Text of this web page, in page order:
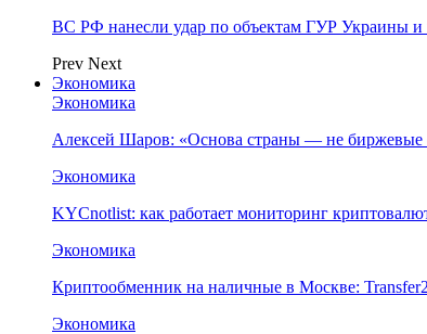
ВС РФ нанесли удар по объектам ГУР Украины
Prev Next
Экономика
Экономика
Алексей Шаров: «Основа страны — не биржевые
Экономика
KYCnotlist: как работает мониторинг
Экономика
Криптообменник на наличные в Москве:
Экономика